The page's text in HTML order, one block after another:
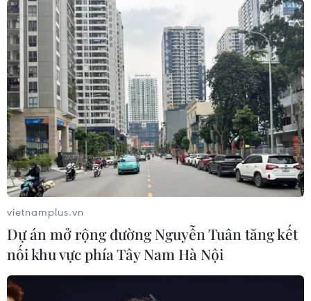
tác với lãnh đạo hai tỉnh Savannakhet và tỉnh Salavan
giai đoạn từ năm 2023-2025 trên nhiều lĩnh vực.
Phát triển nhà Chữ thập Đỏ, giúp đỡ
vietnamplus.vn
Dự án mở rộng đường Nguyễn Tuân tăng kết
nối khu vực phía Tây Nam Hà Nội